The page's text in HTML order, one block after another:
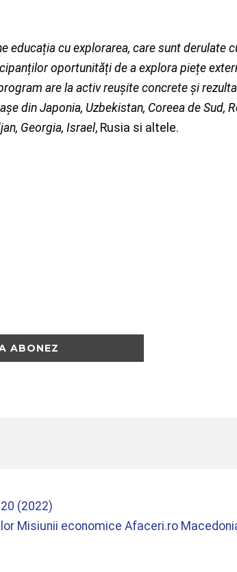
cu explorarea, care sunt derulate
oportunități de a explora piețe
are la activ reușite concrete și
din Japonia, Uzbekistan, Coreea de Sud,
Georgia, Israel, Rusia si altele.
(2022)
Misiunii economice Afaceri.ro